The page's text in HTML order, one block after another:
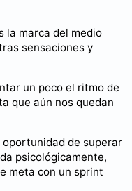
la marca del medio
sensaciones y
un poco el ritmo de
que aún nos quedan
oportunidad de superar
psicológicamente,
meta con un sprint